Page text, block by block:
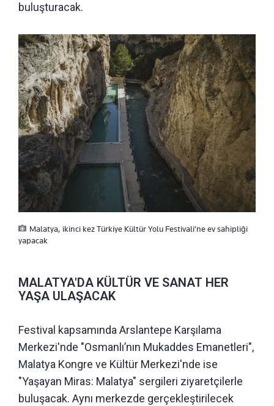
buluşturacak.
Malatya, ikinci kez Türkiye Kültür Yolu Festivali’ne ev sahipliği
yapacak
MALATYA'DA KÜLTÜR VE SANAT HER
YAŞA ULAŞACAK
Festival kapsamında Arslantepe Karşılama
Merkezi'nde "Osmanlı’nın Mukaddes Emanetleri",
Malatya Kongre ve Kültür Merkezi'nde ise
"Yaşayan Miras: Malatya" sergileri ziyaretçilerle
buluşacak. Aynı merkezde gerçekleştirilecek